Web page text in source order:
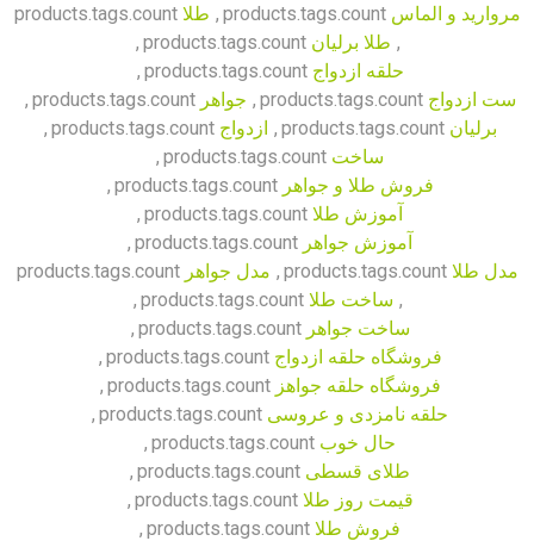
مروارید و الماس products.tags.count
, طلا products.tags.count
, طلا برلیان products.tags.count
,
حلقه ازدواج products.tags.count
,
ست ازدواج products.tags.count
, جواهر products.tags.count
,
برلیان products.tags.count
, ازدواج products.tags.count
,
ساخت products.tags.count
,
فروش طلا و جواهر products.tags.count
,
آموزش طلا products.tags.count
,
آموزش جواهر products.tags.count
,
مدل طلا products.tags.count
, مدل جواهر products.tags.count
, ساخت طلا products.tags.count
,
ساخت جواهر products.tags.count
,
فروشگاه حلقه ازدواج products.tags.count
,
فروشگاه حلقه جواهز products.tags.count
,
حلقه نامزدی و عروسی products.tags.count
,
حال خوب products.tags.count
,
طلای قسطی products.tags.count
,
قیمت روز طلا products.tags.count
,
فروش طلا products.tags.count
,